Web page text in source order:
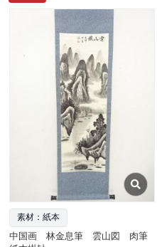
素材：紙本
中国画 林金息筆 雲山図 肉筆